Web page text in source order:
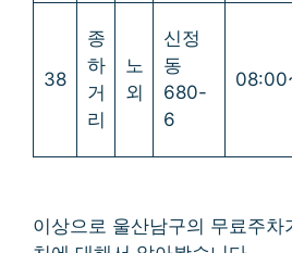
38
종
하
거
리
노
외
신정
동
680-
6
이상으로 울산남구의 무료주차